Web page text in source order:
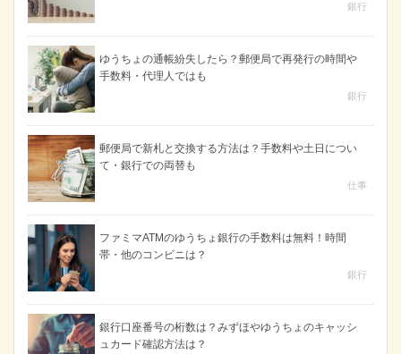
銀行
ゆうちょの通帳紛失したら？郵便局で再発行の時間や
手数料・代理人ではも
銀行
郵便局で新札と交換する方法は？手数料や土日につい
て・銀行での両替も
仕事
ファミマATMのゆうちょ銀行の手数料は無料！時間
帯・他のコンビニは？
銀行
銀行口座番号の桁数は？みずほやゆうちょのキャッシ
ュカード確認方法は？